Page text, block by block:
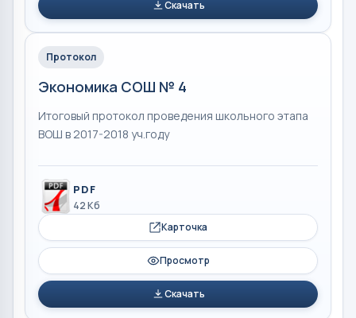
Скачать
Протокол
Экономика СОШ № 4
Итоговый протокол проведения школьного этапа
ВОШ в 2017-2018 уч.году
PDF
42 Кб
Карточка
Просмотр
Скачать